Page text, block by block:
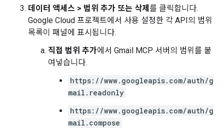
데이터 액세스 > 범위 추가 또는 삭제 를 클릭합니다.
Google Cloud 프로젝트에서 사용 설정한 각 API의 범위
목록이 패널에 표시됩니다.
직접 범위 추가에서 Gmail MCP 서버의 범위를 붙
여넣습니다.
https://www.googleapis.com/auth/g
mail.readonly
https://www.googleapis.com/auth/g
mail.compose